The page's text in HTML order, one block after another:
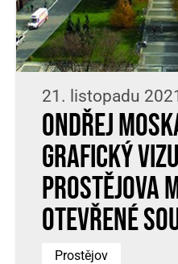
21. listopadu
Ondřej
grafický
Prostějova
otevřené
Prostějov